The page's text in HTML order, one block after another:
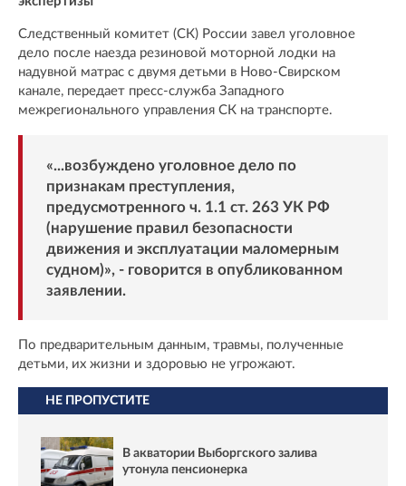
Следственный комитет (СК) России завел уголовное
дело после наезда резиновой моторной лодки на
надувной матрас с двумя детьми в Ново-Свирском
канале, передает пресс-служба Западного
межрегионального управления СК на транспорте.
«...возбуждено уголовное дело по
признакам преступления,
предусмотренного ч. 1.1 ст. 263 УК РФ
(нарушение правил безопасности
движения и эксплуатации маломерным
судном)», - говорится в опубликованном
заявлении.
По предварительным данным, травмы, полученные
детьми, их жизни и здоровью не угрожают.
НЕ ПРОПУСТИТЕ
В акватории Выборгского залива
утонула пенсионерка